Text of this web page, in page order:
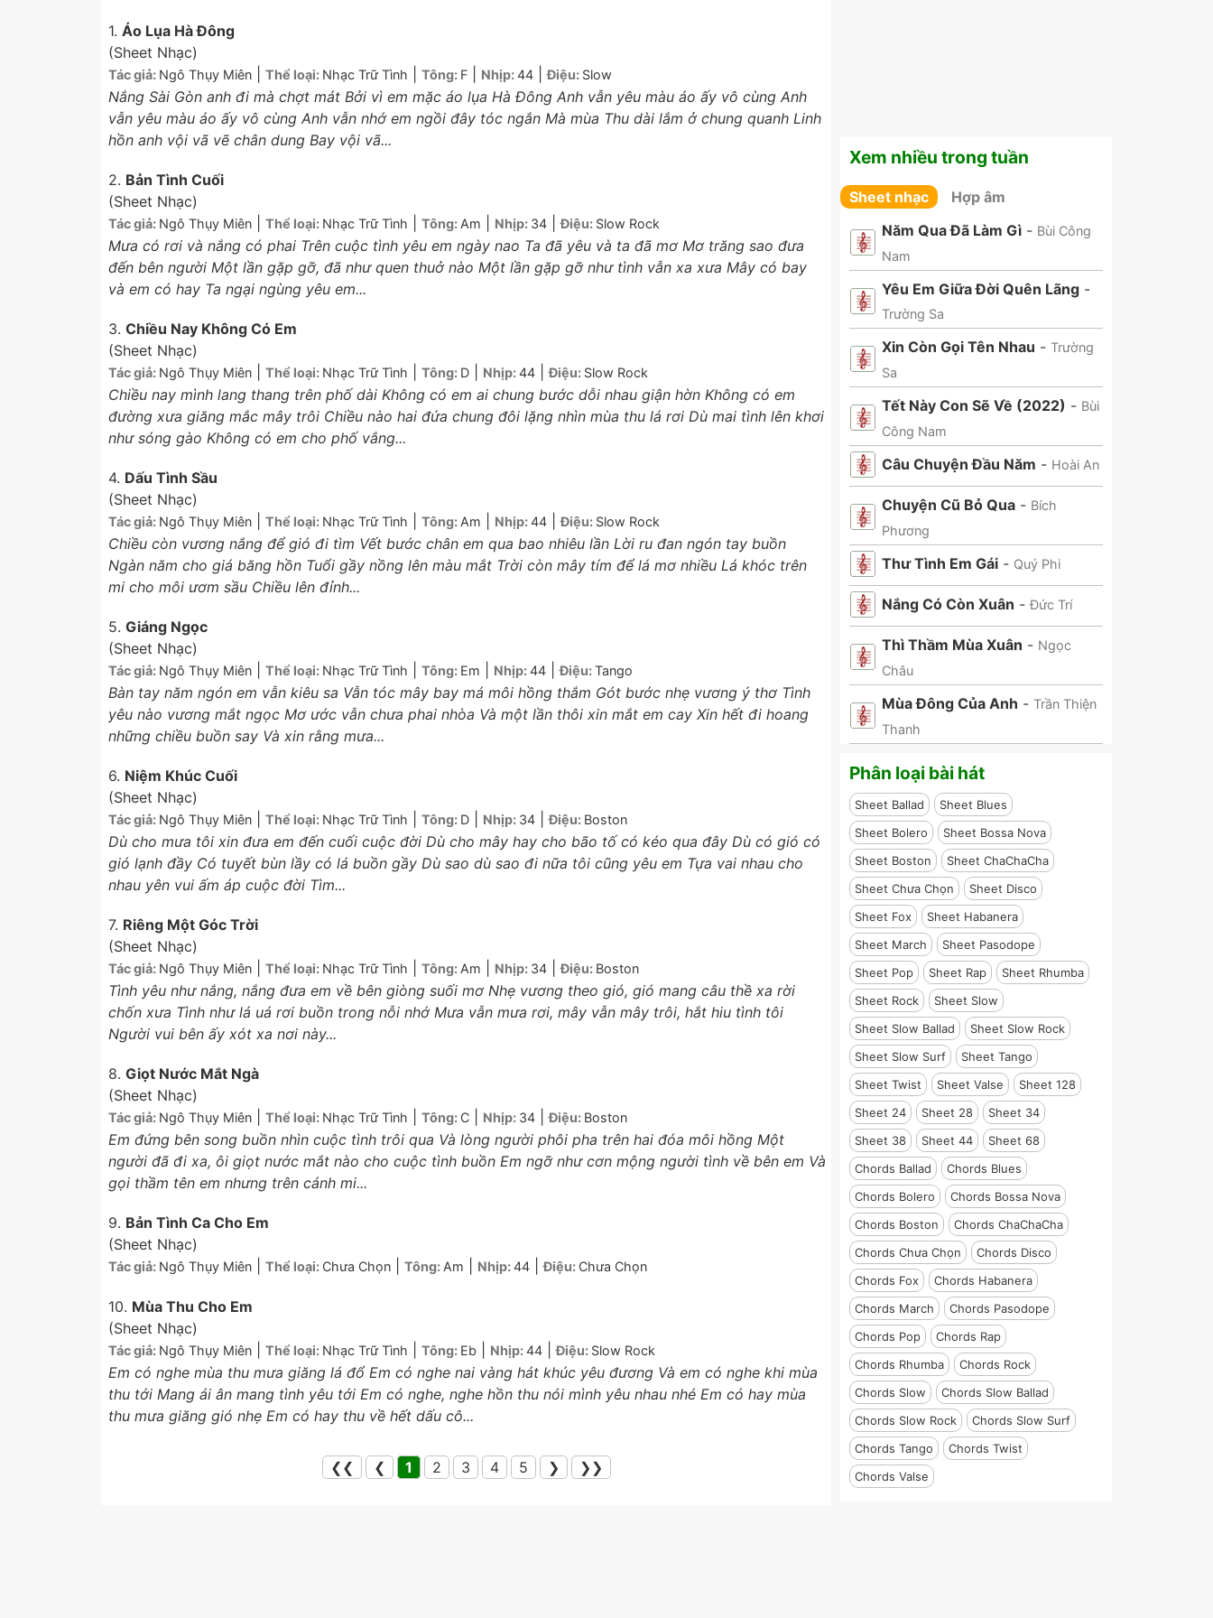
1. Áo Lụa Hà Đông
(Sheet Nhạc)
Tác giả: Ngô Thụy Miên Thể loại: Nhạc Trữ Tình Tông: F Nhịp:44 |Điệu: Slow
Nắng Sài Gòn anh đi mà chợt mát Bởi vì em mặc áo lụa Hà Đông Anh vẫn yêu màu áo ấy vô cùng Anh
vẫn yêu màu áo ấy vô cùng Anh vẫn nhớ em ngồi đây tóc ngắn Mà mùa Thu dài lắm ở chung quanh Linh
hồn anh vội vã vẽ chân dung Bay vội vã...
2. Bản Tình Cuối
(Sheet Nhạc)
Tác giả: Ngô Thụy Miên Thể loại: Nhạc Trữ Tình Tông: Am Nhịp: 34 |Điệu: Slow Rock
Mưa có rơi và nắng có phai Trên cuộc tình yêu em ngày nao Ta đã yêu và ta đã mơ Mơ trăng sao đưa
đến bên người Một lần gặp gỡ, đã như quen thuở nào Một lần gặp gỡ như tình vẫn xa xưa Mây có bay
và em có hay Ta ngại ngùng yêu em...
3. Chiều Nay Không Có Em
(Sheet Nhạc)
Tác giả: Ngô Thụy Miên Thể loại: Nhạc Trữ Tình Tông: D Nhịp:44 |Điệu: Slow Rock
Chiều nay mình lang thang trên phố dài Không có em ai chung bước dỗi nhau giận hờn Không có em
đường xưa giăng mắc mây trôi Chiều nào hai đứa chung đôi lặng nhìn mùa thu lá rơi Dù mai tình lên khơi
như sóng gào Không có em cho phố vắng...
4. Dấu Tình Sầu
(Sheet Nhạc)
Tác giả: Ngô Thụy Miên Thể loại: Nhạc Trữ Tình Tông: Am Nhịp:44 |Điệu: Slow Rock
Chiều còn vương nắng để gió đi tìm Vết bước chân em qua bao nhiêu lần Lời ru đan ngón tay buồn
Ngàn năm cho giá băng hồn Tuổi gầy nồng lên màu mắt Trời còn mây tím để lá mơ nhiều Lá khóc trên
mi cho môi ươm sầu Chiều lên đỉnh...
5. Giáng Ngọc
(Sheet Nhạc)
Tác giả: Ngô Thụy Miên Thể loại: Nhạc Trữ Tình Tông: Em Nhịp:44 |Điệu:Tango
Bàn tay năm ngón em vẫn kiêu sa Vẫn tóc mây bay má môi hồng thắm Gót bước nhẹ vương ý thơ Tình
yêu nào vương mắt ngọc Mơ ước vẫn chưa phai nhòa Và một lần thôi xin mắt em cay Xin hết đi hoang
những chiều buồn say Và xin rằng mưa...
6. Niệm Khúc Cuối
(Sheet Nhạc)
Tác giả: Ngô Thụy Miên Thể loại: Nhạc Trữ Tình Tông: D Nhịp: 34 |Điệu: Boston
Dù cho mưa tôi xin đưa em đến cuối cuộc đời Dù cho mây hay cho bão tố có kéo qua đây Dù có gió có
gió lạnh đầy Có tuyết bùn lầy có lá buồn gầy Dù sao dù sao đi nữa tôi cũng yêu em Tựa vai nhau cho
nhau yên vui ấm áp cuộc đời Tìm...
7. Riêng Một Góc Trời
(Sheet Nhạc)
Tác giả: Ngô Thụy Miên Thể loại: Nhạc Trữ Tình Tông: Am Nhịp: 34 |Điệu: Boston
Tình yêu như nắng, nắng đưa em về bên giòng suối mơ Nhẹ vương theo gió, gió mang câu thề xa rời
chốn xưa Tình như lá uá rơi buồn trong nỗi nhớ Mưa vẫn mưa rơi, mây vẫn mây trôi, hắt hiu tình tôi
Người vui bên ấy xót xa nơi này...
8. Giọt Nước Mắt Ngà
(Sheet Nhạc)
Tác giả: Ngô Thụy Miên Thể loại: Nhạc Trữ Tình Tông: C Nhịp: 34 |Điệu: Boston
Em đứng bên song buồn nhìn cuộc tình trôi qua Và lòng người phôi pha trên hai đóa môi hồng Một
người đã đi xa, ôi giọt nước mắt nào cho cuộc tình buồn Em ngỡ như cơn mộng người tình về bên em Và
gọi thầm tên em nhưng trên cánh mi...
9. Bản Tình Ca Cho Em
(Sheet Nhạc)
Tác giả: Ngô Thụy Miên Thể loại: Chưa Chọn Tông: Am Nhịp:44 |Điệu: Chưa Chọn
10. Mùa Thu Cho Em
(Sheet Nhạc)
Tác giả: Ngô Thụy Miên Thể loại: Nhạc Trữ Tình Tông: Eb Nhịp:44 |Điệu: Slow Rock
Em có nghe mùa thu mưa giăng lá đổ Em có nghe nai vàng hát khúc yêu đương Và em có nghe khi mùa
thu tới Mang ái ân mang tình yêu tới Em có nghe, nghe hồn thu nói mình yêu nhau nhé Em có hay mùa
thu mưa giăng gió nhẹ Em có hay thu về hết dấu cô...
❮❮ ❮ 1 2 3 4 5 ❯ ❯❯
Xem nhiều trong tuần
Sheet nhạc
Hợp âm
Năm Qua Đã Làm Gì - Bùi Công
Nam
Yêu Em Giữa Đời Quên Lãng -
Trường Sa
Xin Còn Gọi Tên Nhau - Trường
Sa
Tết Này Con Sẽ Về (2022) - Bùi
Công Nam
Câu Chuyện Đầu Năm - Hoài An
Chuyện Cũ Bỏ Qua - Bích
Phương
Thư Tình Em Gái - Quý Phi
Nắng Có Còn Xuân -Đức Trí
Thì Thầm Mùa Xuân - Ngọc
Châu
Mùa Đông Của Anh - Trần Thiện
Thanh
Phân loại bài hát
Sheet Ballad
Sheet Blues
Sheet Bolero
Sheet Bossa Nova
Sheet Boston
Sheet ChaChaCha
Sheet Chưa Chọn
Sheet Disco
Sheet Fox
Sheet Habanera
Sheet March
Sheet Pasodope
Sheet Pop
Sheet Rap
Sheet Rhumba
Sheet Rock
Sheet Slow
Sheet Slow Ballad
Sheet Slow Rock
Sheet Slow Surf
Sheet Tango
Sheet Twist
Sheet Valse
Sheet 128
Sheet 24
Sheet 28
Sheet 34
Sheet 38
Sheet 44
Sheet 68
Chords Ballad
Chords Blues
Chords Bolero
Chords Bossa Nova
Chords Boston
Chords ChaChaCha
Chords Chưa Chọn
Chords Disco
Chords Fox
Chords Habanera
Chords March
Chords Pasodope
Chords Pop
Chords Rap
Chords Rhumba
Chords Rock
Chords Slow
Chords Slow Ballad
Chords Slow Rock
Chords Slow Surf
Chords Tango
Chords Twist
Chords Valse